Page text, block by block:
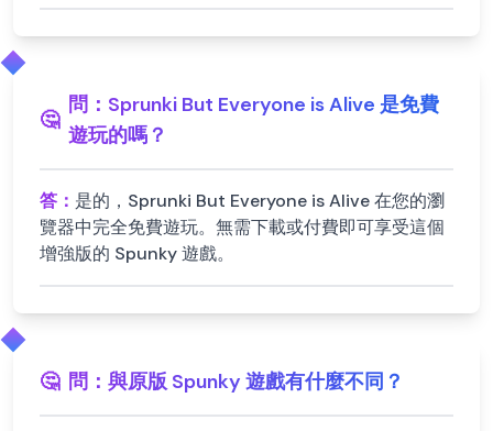
🤔
問： Sprunki But Everyone is Alive 是免費
遊玩的嗎？
答： 是的，Sprunki But Everyone is Alive 在您的瀏
覽器中完全免費遊玩。無需下載或付費即可享受這個
增強版的 Spunky 遊戲。
🤔 問： 與原版 Spunky 遊戲有什麼不同？